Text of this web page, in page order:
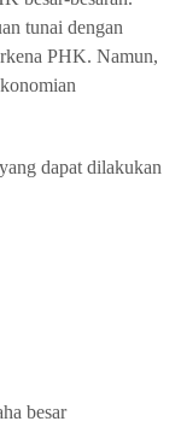
tunai dengan
PHK. Namun,
dapat dilakukan
besar